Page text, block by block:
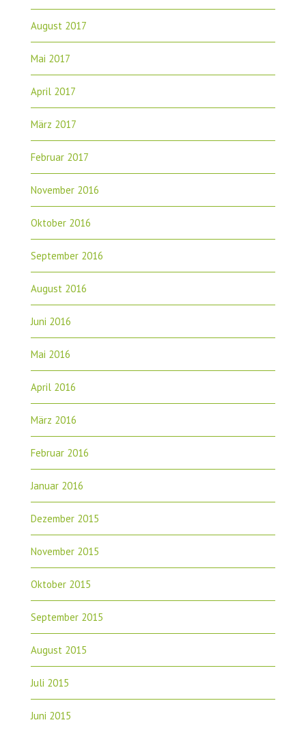
August 2017
Mai 2017
April 2017
März 2017
Februar 2017
November 2016
Oktober 2016
September 2016
August 2016
Juni 2016
Mai 2016
April 2016
März 2016
Februar 2016
Januar 2016
Dezember 2015
November 2015
Oktober 2015
September 2015
August 2015
Juli 2015
Juni 2015